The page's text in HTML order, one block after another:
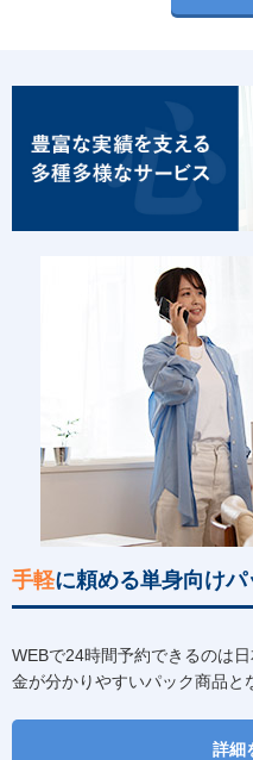
手軽に頼める単身向けパ
WEBで24時間予約できるのは
金が分かりやすいパック商品と
詳細